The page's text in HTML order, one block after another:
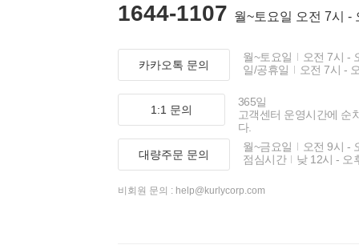
1644-1107 월~토요일 오전 7시 -
카카오톡 문의
월~토요일
오전 7시 -
일/공휴일
오전 7시 -
1:1 문의
365일
고객센터 운영시간에 순
다.
대량주문 문의
월~금요일
오전 9시 -
점심시간
낮 12시 - 오
비회원 문의 : help@kurlycorp.com